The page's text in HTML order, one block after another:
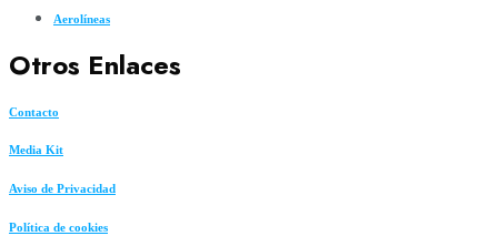
Aerolíneas
Otros Enlaces
Contacto
Media Kit
Aviso de Privacidad
Política de cookies